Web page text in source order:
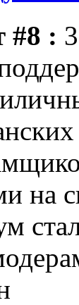
#8 :
на